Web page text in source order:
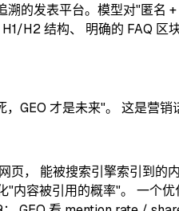
溯的发表平台。模型对"匿名
H2 结构、 明确的 FAQ 区
GEO 才是未来"。 这是营销
页， 能被搜索引擎索引到的
"内容被引用的概率"。 一个